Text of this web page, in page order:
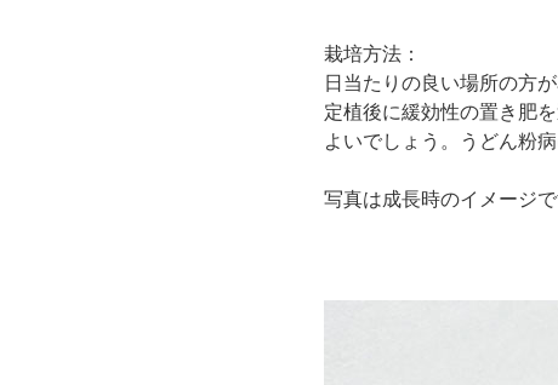
栽培方法：
日当たりの良い場所の方
定植後に緩効性の置き肥
よいでしょう。うどん粉
写真は成長時のイメージ